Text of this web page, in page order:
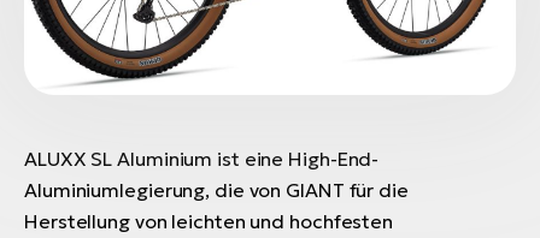
ALUXX SL Aluminium ist eine High-End-
Aluminiumlegierung, die von GIANT für die
Herstellung von leichten und hochfesten